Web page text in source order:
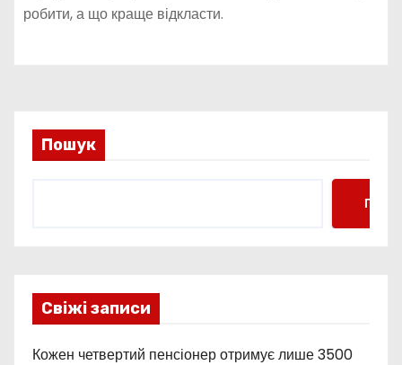
робити, а що краще відкласти.
Пошук
Свіжі записи
Кожен четвертий пенсіонер отримує лише 3500